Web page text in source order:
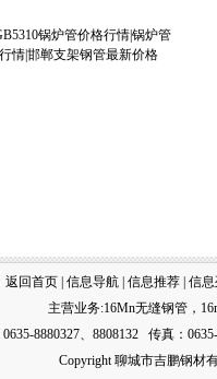
锅炉管价格行情|锅炉管
情|邯郸支架钢管最新价格
返回首页 信息导航 信息推荐 信
主营业务:16Mn无缝钢管，
8880327、8808132 传真：
Copyright 聊城市吉鹏钢材